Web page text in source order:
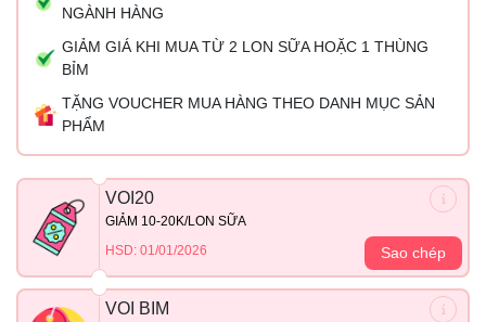
NGÀNH HÀNG
GIẢM GIÁ KHI MUA TỪ 2 LON SỮA HOẶC 1 THÙNG
BỈM
TẶNG VOUCHER MUA HÀNG THEO DANH MỤC SẢN
PHẨM
VOI20
GIẢM 10-20K/LON SỮA
HSD: 01/01/2026
Sao chép
VOI BIM